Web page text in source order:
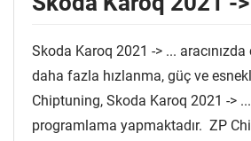
Skoda Karoq 2021 -> ...
daha fazla hızlanma, güç ve
Chiptuning, Skoda Karoq 2021 -> ...
programlama yapmaktadır. ZP